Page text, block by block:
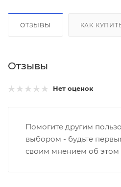
ОТЗЫВЫ КАК
Отзывы
Нет оценок
Помогите другим
выбором - будьте
своим мнением об этом